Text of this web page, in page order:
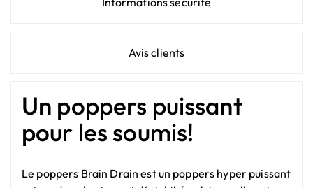
Avis clients
Un poppers puissant
pour les soumis!
Le poppers Brain Drain est un poppers hyper puissant